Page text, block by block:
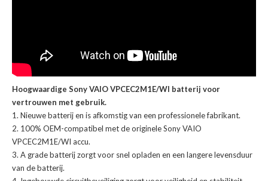
Hoogwaardige Sony VAIO VPCEC2M1E/WI batterij voor
vertrouwen met gebruik.
Nieuwe batterij en is afkomstig van een professionele fabrikant.
100% OEM-compatibel met deoriginele Sony VAIO
VPCEC2M1E/WI accu.
A grade batterij zorgt voor snel opladen en een langere levensduur
van de batterij.